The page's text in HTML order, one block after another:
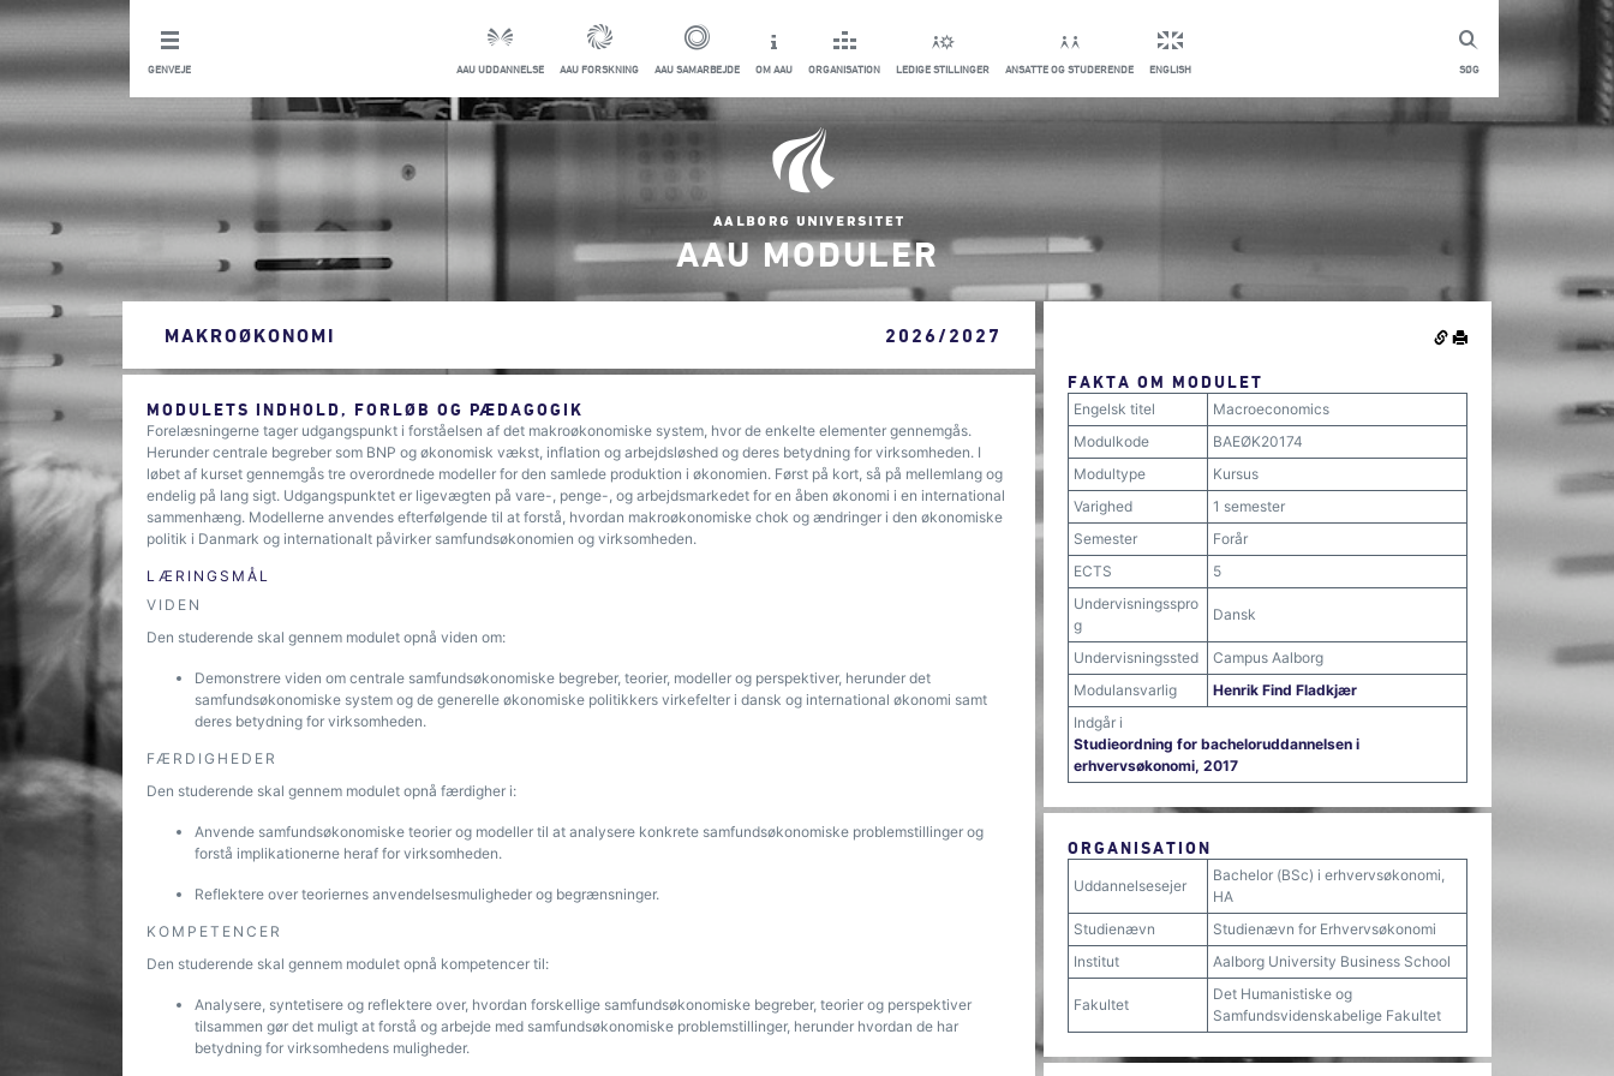
SØG
GENVEJE AAU UDDANNELSE AAU FORSKNING AAU SAMARBEJDE OM AAU ORGANISATION LEDIGE STILLINGER ANSATTE OG STUDERENDE ENGLISH
AAU MODULER
MAKROØKONOMI 2026/2027
MODULETS INDHOLD, FORLØB OG PÆDAGOGIK
Forelæsningerne tager udgangspunkt i forståelsen af det makroøkonomiske system, hvor de enkelte elementer gennemgås.
Herunder centrale begreber som BNP og økonomisk vækst, inflation og arbejdsløshed og deres betydning for virksomheden. I
løbet af kurset gennemgås tre overordnede modeller for den samlede produktion i økonomien. Først på kort, så på mellemlang og
endelig på lang sigt. Udgangspunktet er ligevægten på vare-, penge-, og arbejdsmarkedet for en åben økonomi i en international
sammenhæng. Modellerne anvendes efterfølgende til at forstå, hvordan makroøkonomiske chok og ændringer i den økonomiske
politik i Danmark og internationalt påvirker samfundsøkonomien og virksomheden.
LÆRINGSMÅL
VIDEN
Den studerende skal gennem modulet opnå viden om:
Demonstrere viden om centrale samfundsøkonomiske begreber, teorier, modeller og perspektiver, herunder det
samfundsøkonomiske system og de generelle økonomiske politikkers virkefelter i dansk og international økonomi samt
deres betydning for virksomheden.
FÆRDIGHEDER
Den studerende skal gennem modulet opnå færdigher i:
Anvende samfundsøkonomiske teorier og modeller til at analysere konkrete samfundsøkonomiske problemstillinger og
forstå implikationerne heraf for virksomheden.
Reflektere over teoriernes anvendelsesmuligheder og begrænsninger.
KOMPETENCER
Den studerende skal gennem modulet opnå kompetencer til:
Analysere, syntetisere og reflektere over, hvordan forskellige samfundsøkonomiske begreber, teorier og perspektiver
tilsammen gør det muligt at forstå og arbejde med samfundsøkonomiske problemstillinger, herunder hvordan de har
betydning for virksomhedens muligheder.
FAKTA OM MODULET
Engelsk titel
Macroeconomics
Modulkode
BAEØK20174
Modultype
Kursus
Varighed
1 semester
Semester
Forår
ECTS
5
Undervisningsspro
g
Dansk
Undervisningssted
Campus Aalborg
Modulansvarlig
Henrik Find Fladkjær
Indgår i
Studieordning for bacheloruddannelsen i
erhvervsøkonomi, 2017
ORGANISATION
Uddannelsesejer
Bachelor (BSc) i erhvervsøkonomi,
HA
Studienævn
Studienævn for Erhvervsøkonomi
Institut
Aalborg University Business School
Fakultet
Det Humanistiske og
Samfundsvidenskabelige Fakultet